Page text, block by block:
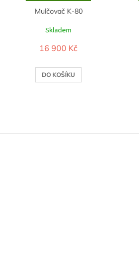
Mulčovač K-80
Skladem
16 900 Kč
DO KOŠÍKU